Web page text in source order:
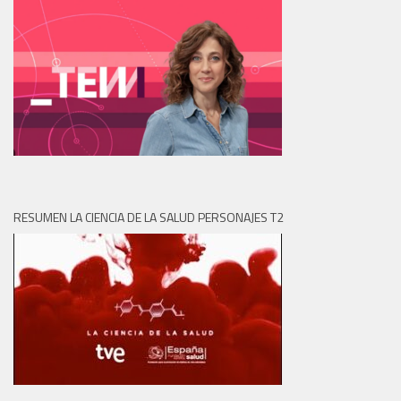
RESUMEN LA CIENCIA DE LA SALUD PERSONAJES T2